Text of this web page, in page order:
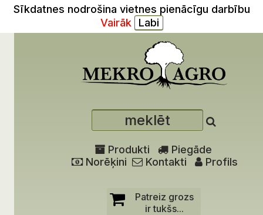
Sīkdatnes nodrošina vietnes pienācīgu darbību
Vairāk
Produkti
Piegāde
Norēķini
Kontakti Profils
Patreiz grozs
ir tukšs...